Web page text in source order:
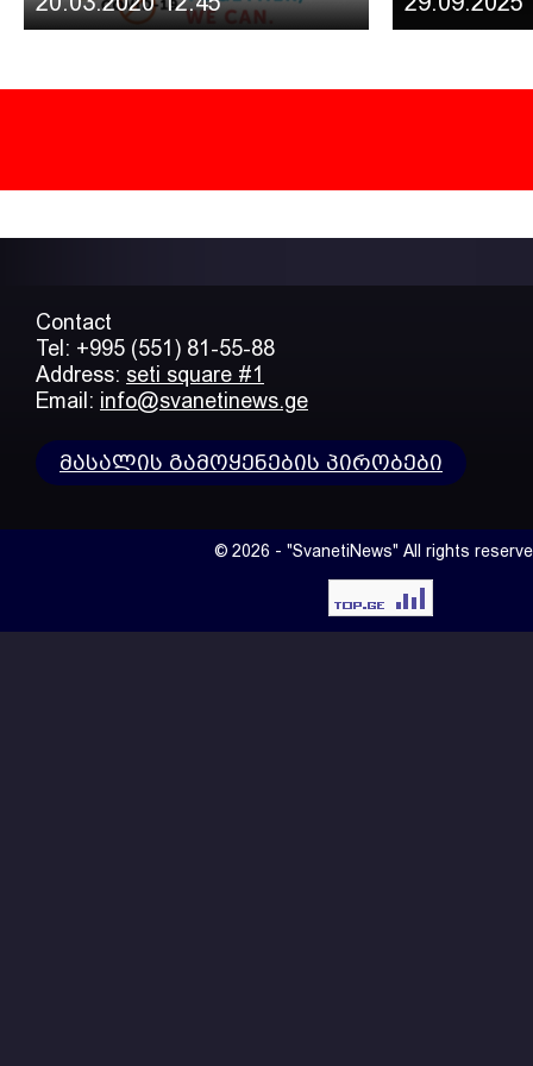
Contact
Tel: +995 (551) 81-55-88
Address: seti square #1
Email: info@svanetinews.ge
მასალის გამოყენების პირობები
© 2026 - "SvanetiNews" All rights